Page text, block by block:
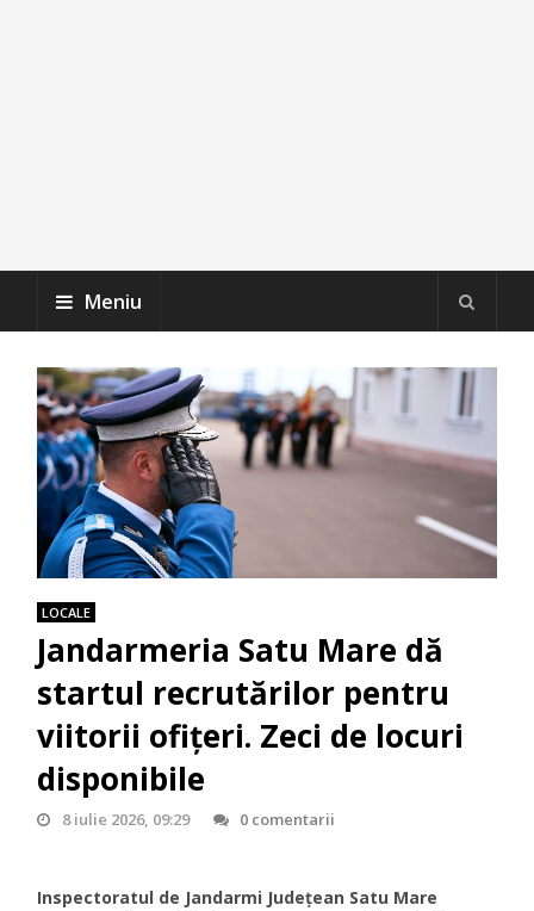
Meniu
LOCALE
Jandarmeria Satu Mare dă
startul recrutărilor pentru
viitorii ofițeri. Zeci de locuri
disponibile
8 iulie 2026, 09:29 0 comentarii
Inspectoratul de Jandarmi Județean Satu Mare